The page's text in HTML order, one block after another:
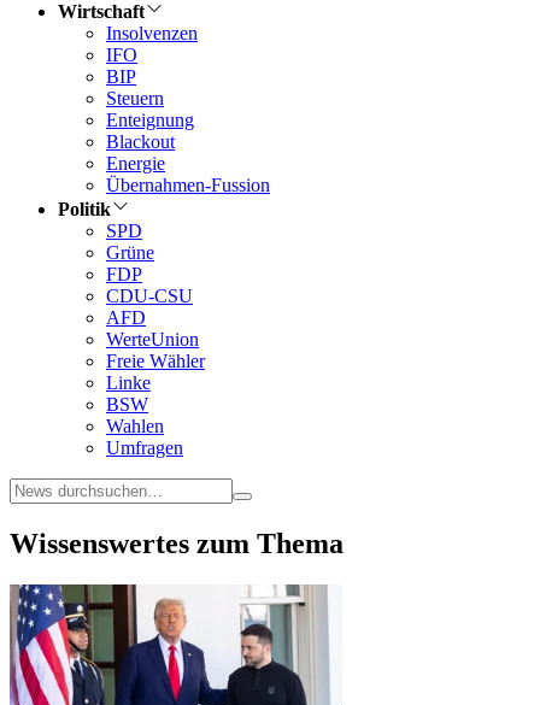
Wirtschaft
Insolvenzen
IFO
BIP
Steuern
Enteignung
Blackout
Energie
Übernahmen-Fussion
Politik
SPD
Grüne
FDP
CDU-CSU
AFD
WerteUnion
Freie Wähler
Linke
BSW
Wahlen
Umfragen
Wissenswertes zum Thema